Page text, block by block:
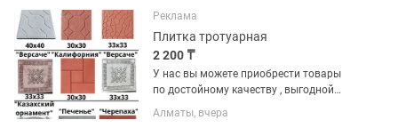
(мрамор)» , «ПЛИТКА» ,...
Реклама
Плитка тротуарная
2 200 ₸
У нас вы можете приобрести товары
по достойному качеству , выгодной
цене и по гарантии. В наличии имеются
различные виды на «БРУСЧАТКА» ,
Алматы, вчера